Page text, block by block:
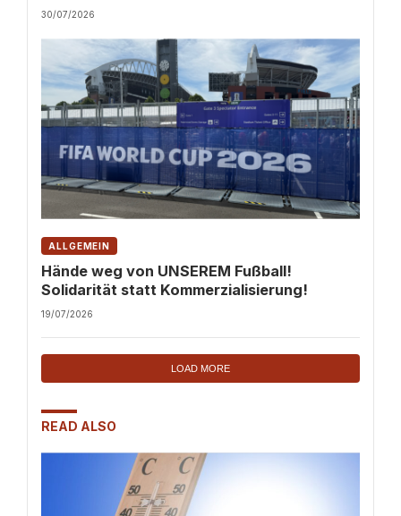
30/07/2026
ALLGEMEIN
Hände weg von UNSEREM Fußball!
Solidarität statt Kommerzialisierung!
19/07/2026
LOAD MORE
READ ALSO